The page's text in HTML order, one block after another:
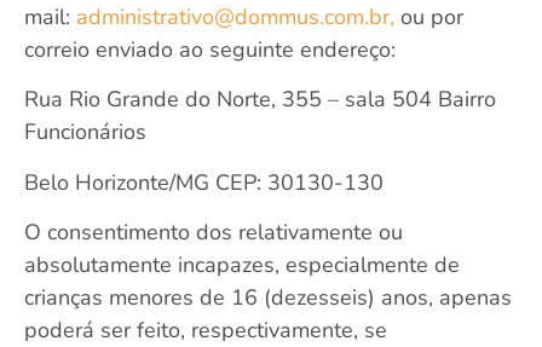
mail: administrativo@dommus.com.br, ou por
correio enviado ao seguinte endereço:
Rua Rio Grande do Norte, 355 – sala 504 Bairro
Funcionários
Belo Horizonte/MG CEP: 30130-130
O consentimento dos relativamente ou
absolutamente incapazes, especialmente de
crianças menores de 16 (dezesseis) anos, apenas
poderá ser feito, respectivamente, se